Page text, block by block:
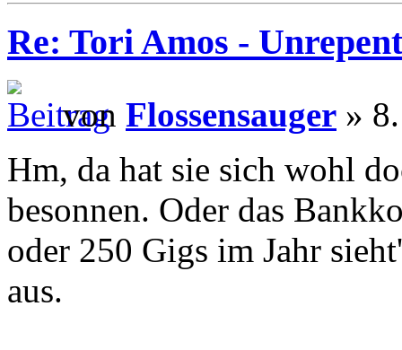
Re: Tori Amos -
von Flossensauger »
Hm, da hat sie sich wohl
besonnen. Oder das
oder 250 Gigs im Jahr
aus.